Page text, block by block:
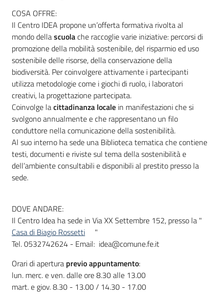
COSA OFFRE:
Il Centro IDEA propone un’offerta formativa rivolta al
mondo dellascuolache raccoglie varie iniziative: percorsi di
promozione della mobilità sostenibile, del risparmio ed uso
sostenibile delle risorse, della conservazione della
biodiversità. Per coinvolgere attivamente i partecipanti
utilizza metodologie come i giochi di ruolo, i laboratori
creativi, la progettazione partecipata.
Coinvolge lacittadinanza locale in manifestazioni che si
svolgono annualmente e che rappresentano un filo
conduttore nella comunicazione della sostenibilità.
Al suo interno ha sede una Biblioteca tematica che contiene
testi, documenti e riviste sul tema della sostenibilità e
dell’ambiente consultabili e disponibili al prestito presso la
sede.
DOVE ANDARE:
Il Centro Idea ha sede in Via XX Settembre 152, presso la "
Casa di Biagio Rossetti
"
Tel. 0532742624 - Email: idea@comune.fe.it
Orari di apertura previo appuntamento:
lun. merc. e ven. dalle ore 8.30 alle 13.00
mart. e giov. 8.30 - 13.00 / 14.30 - 17.00